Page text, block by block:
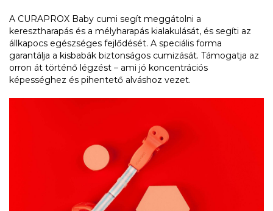
A CURAPROX Baby cumi segít meggátolni a
keresztharapás és a mélyharapás kialakulását, és segíti az
állkapocs egészséges fejlődését. A speciális forma
garantálja a kisbabák biztonságos cumizását. Támogatja az
orron át történő légzést – ami jó koncentrációs
képességhez és pihentető alváshoz vezet.